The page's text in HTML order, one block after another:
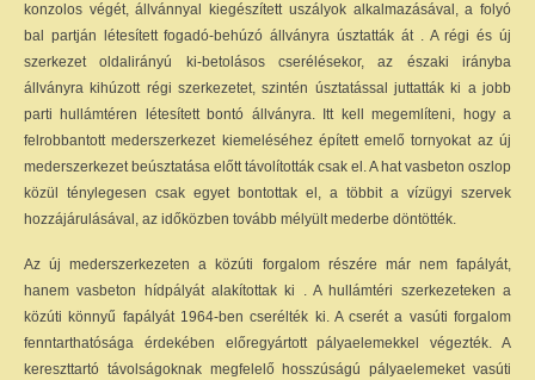
konzolos végét, állvánnyal kiegészített uszályok alkalmazásával, a folyó
bal partján létesített fogadó-behúzó állványra úsztatták át . A régi és új
szerkezet oldalirányú ki-betolásos cserélésekor, az északi irányba
állványra kihúzott régi szerkezetet, szintén úsztatással juttatták ki a jobb
parti hullámtéren létesített bontó állványra. Itt kell megemlíteni, hogy a
felrobbantott mederszerkezet kiemeléséhez épített emelő tornyokat az új
mederszerkezet beúsztatása előtt távolították csak el. A hat vasbeton oszlop
közül ténylegesen csak egyet bontottak el, a többit a vízügyi szervek
hozzájárulásával, az időközben tovább mélyült mederbe döntötték.
Az új mederszerkezeten a közúti forgalom részére már nem fapályát,
hanem vasbeton hídpályát alakítottak ki . A hullámtéri szerkezeteken a
közúti könnyű fapályát 1964-ben cserélték ki. A cserét a vasúti forgalom
fenntarthatósága érdekében előregyártott pályaelemekkel végezték. A
kereszttartó távolságoknak megfelelő hosszúságú pályaelemeket vasúti